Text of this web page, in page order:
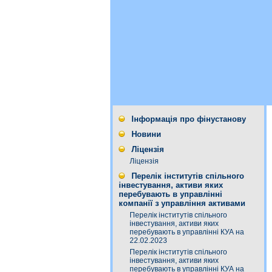
Інформація про фінустанову
Новини
Ліцензія
Ліцензія
Перелік інститутів спільного
інвестування, активи яких
перебувають в управлінні
компанії з управління активами
Перелік інститутів спільного
інвестування, активи яких
перебувають в управлінні КУА на
22.02.2023
Перелік інститутів спільного
інвестування, активи яких
перебувають в управлінні КУА на